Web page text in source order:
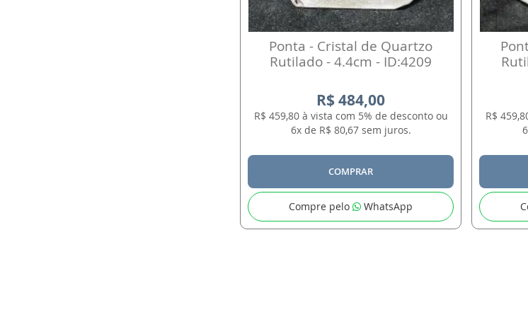
Ponta - Cristal de Quartzo
Rutilado - 4.4cm - ID:4209
R$ 484,00
R$ 459,80 à vista com 5% de desconto ou
6x de R$ 80,67 sem juros.
COMPRAR
Compre pelo WhatsApp
R$